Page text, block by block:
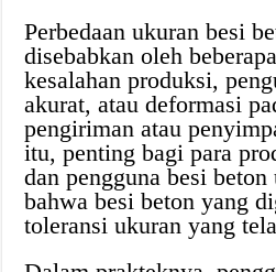
Perbedaan ukuran besi
disebabkan oleh
kesalahan produksi,
akurat, atau deformasi
pengiriman atau
itu, penting bagi para
dan pengguna besi
bahwa besi beton yang
toleransi ukuran yang